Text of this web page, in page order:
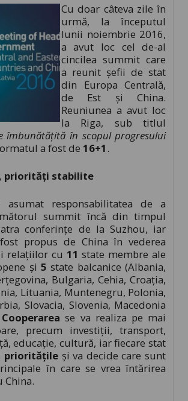
Cu doar câteva zile în
urmă, la începutul
lunii noiembrie 2016,
a avut loc cel de-al
cincilea summit care
a reunit șefii de stat
din Europa Centrală,
de Est și China.
Reuniunea a avut loc
la Riga, sub titlul
îmbunătățită în scopul progresului
a fost de 16+1.
priorități stabilite
asumat responsabilitatea de a
summit încă din timpul
conferințe de la Suzhou, iar
propus de China în vederea
relațiilor cu 11 state membre ale
și 5 state balcanice (Albania,
Bulgaria, Cehia, Croația,
Lituania, Muntenegru, Polonia,
Slovacia, Slovenia, Macedonia
Cooperarease va realiza pe mai
precum investiții, transport,
educație, cultură, iar fiecare stat
prioritățileși va decide care sunt
în care se vrea întărirea
China.